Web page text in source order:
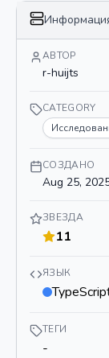
АВТОР
r-huijts
CATEGORY
СОЗДАНО
Aug 25,
ЗВЕЗДА
11
ЯЗЫК
ТЕГИ
-